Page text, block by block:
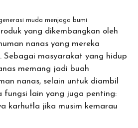
muda menjaga bumi
yang dikembangkan oleh
nanas yang mereka
Sebagai masyarakat yang hidup
memang jadi buah
nanas, selain untuk diambil
fungsi lain yang juga penting:
karhutla jika musim kemarau